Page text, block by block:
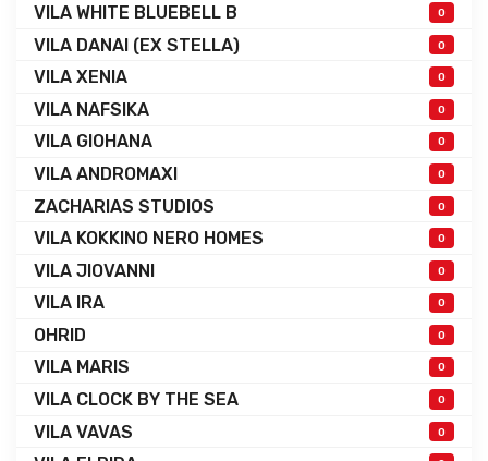
VILA WHITE BLUEBELL B 0
VILA DANAI (EX STELLA) 0
VILA XENIA 0
VILA NAFSIKA 0
VILA GIOHANA 0
VILA ANDROMAXI 0
ZACHARIAS STUDIOS 0
VILA KOKKINO NERO HOMES 0
VILA JIOVANNI 0
VILA IRA 0
OHRID 0
VILA MARIS 0
VILA CLOCK BY THE SEA 0
VILA VAVAS 0